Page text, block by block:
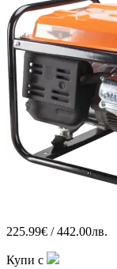
225.99€ / 442.00лв.
Купи с